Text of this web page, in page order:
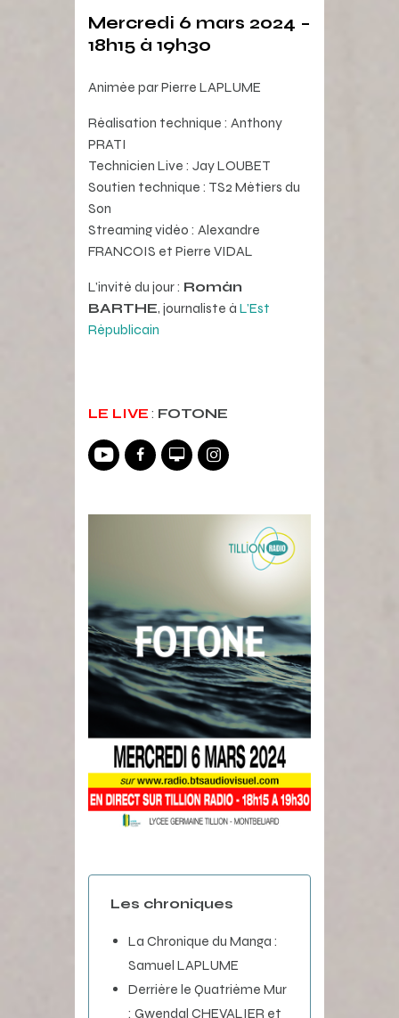
Mercredi 6 mars 2024 –
18h15 à 19h30
Animée par Pierre LAPLUME
Réalisation technique : Anthony
PRATI
Technicien Live : Jay LOUBET
Soutien technique : TS2 Métiers du
Son
Streaming vidéo : Alexandre
FRANCOIS et Pierre VIDAL
L’invité du jour : Román
BARTHE, journaliste à L’Est
Républicain
LE LIVE : FOTONE
Les chroniques
La Chronique du Manga :
Samuel LAPLUME
Derrière le Quatrième Mur
: Gwendal CHEVALIER et